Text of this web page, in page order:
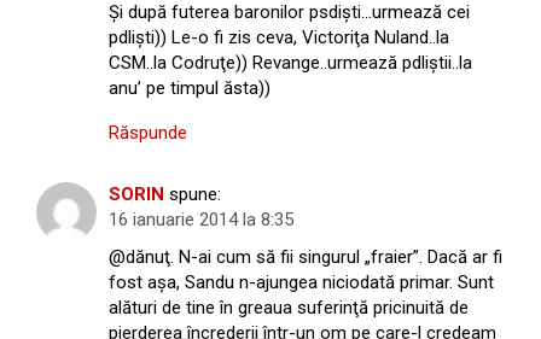
Şi după futerea baronilor psdişti…urmează cei
pdlişti)) Le-o fi zis ceva, Victoriţa Nuland..la
CSM..la Codruţe)) Revange..urmează pdliştii..la
anu’ pe timpul ăsta))
Răspunde
SORIN spune:
16 ianuarie 2014 la 8:35
@dănuţ. N-ai cum să fii singurul „fraier”. Dacă ar fi
fost aşa, Sandu n-ajungea niciodată primar. Sunt
alături de tine în greaua suferinţă pricinuită de
pierderea încrederii într-un om pe care-l credeam